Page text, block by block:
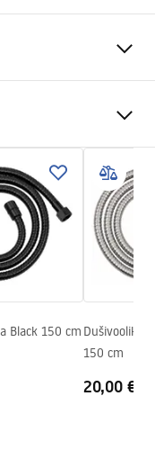
teras, ABS
_24.pdf
Black 150 cm Dušivoolik
150 cm
20,00 €